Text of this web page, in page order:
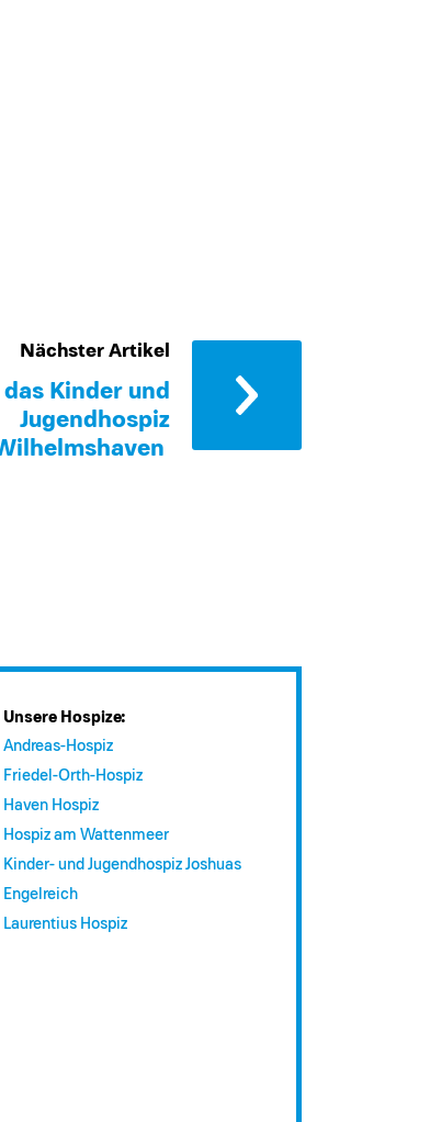
Nächster Artikel
Kinder und
Jugendhospiz
Unsere Hospize:
Andreas-Hospiz
Friedel-Orth-Hospiz
Haven Hospiz
Hospiz am Wattenmeer
Kinder- und Jugendhospiz Joshuas
Engelreich
Laurentius Hospiz